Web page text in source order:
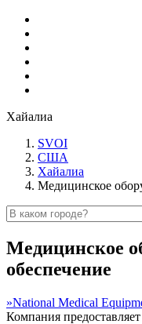
Хайалиа
SVOI
США
Хайалиа
Медицинское
Медицинское
обеспечение
»National Medical
Компания